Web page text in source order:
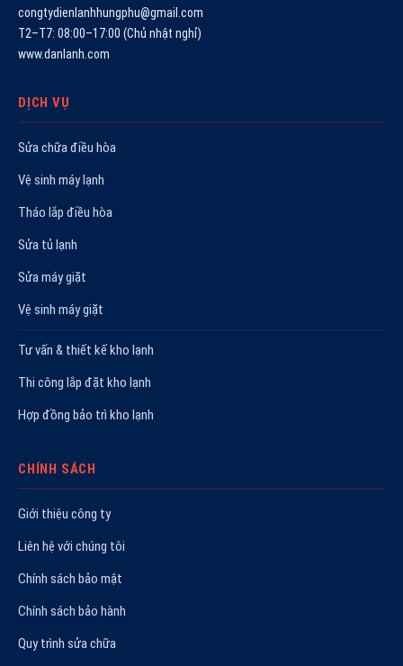
congtydienlanhhungphu@gmail.com
T2–T7: 08:00–17:00 (Chủ nhật nghỉ)
www.danlanh.com
DỊCH VỤ
Sửa chữa điều hòa
Vệ sinh máy lạnh
Tháo lắp điều hòa
Sửa tủ lạnh
Sửa máy giặt
Vệ sinh máy giặt
Tư vấn & thiết kế kho lạnh
Thi công lắp đặt kho lạnh
Hợp đồng bảo trì kho lạnh
CHÍNH SÁCH
Giới thiệu công ty
Liên hệ với chúng tôi
Chính sách bảo mật
Chính sách bảo hành
Quy trình sửa chữa